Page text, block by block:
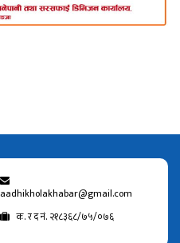
aadhikholakhabar@gmail.com
क. र द नं. २१८३६८/७५/०७६